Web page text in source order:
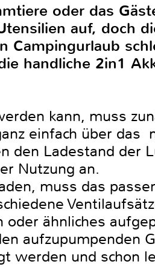
oder das
auf, doch
Campingurlaub
handliche 2in1
kann, muss
einfach über das
den Ladestand der
Nutzung an.
muss das
ähnliches
aufzupumpenden
werden und schon